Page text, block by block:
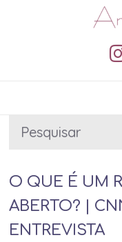
O QUE É UM
ABERTO? |
ENTREVISTA